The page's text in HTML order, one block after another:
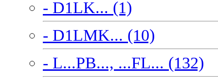
- D1LK... (1)
- D1LMK... (10)
- L...PB..., ...FL... (132)